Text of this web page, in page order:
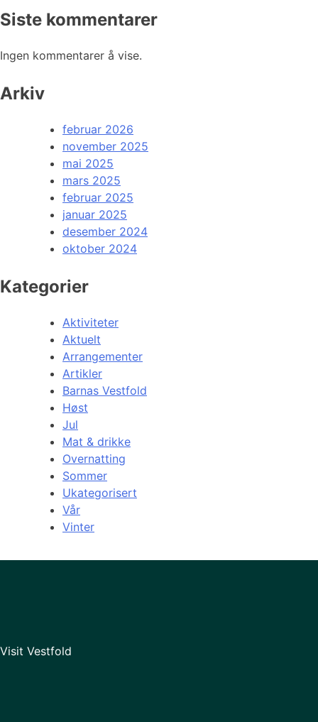
Siste kommentarer
Ingen kommentarer å vise.
Arkiv
februar 2026
november 2025
mai 2025
mars 2025
februar 2025
januar 2025
desember 2024
oktober 2024
Kategorier
Aktiviteter
Aktuelt
Arrangementer
Artikler
Barnas Vestfold
Høst
Jul
Mat & drikke
Overnatting
Sommer
Ukategorisert
Vår
Vinter
Visit Vestfold